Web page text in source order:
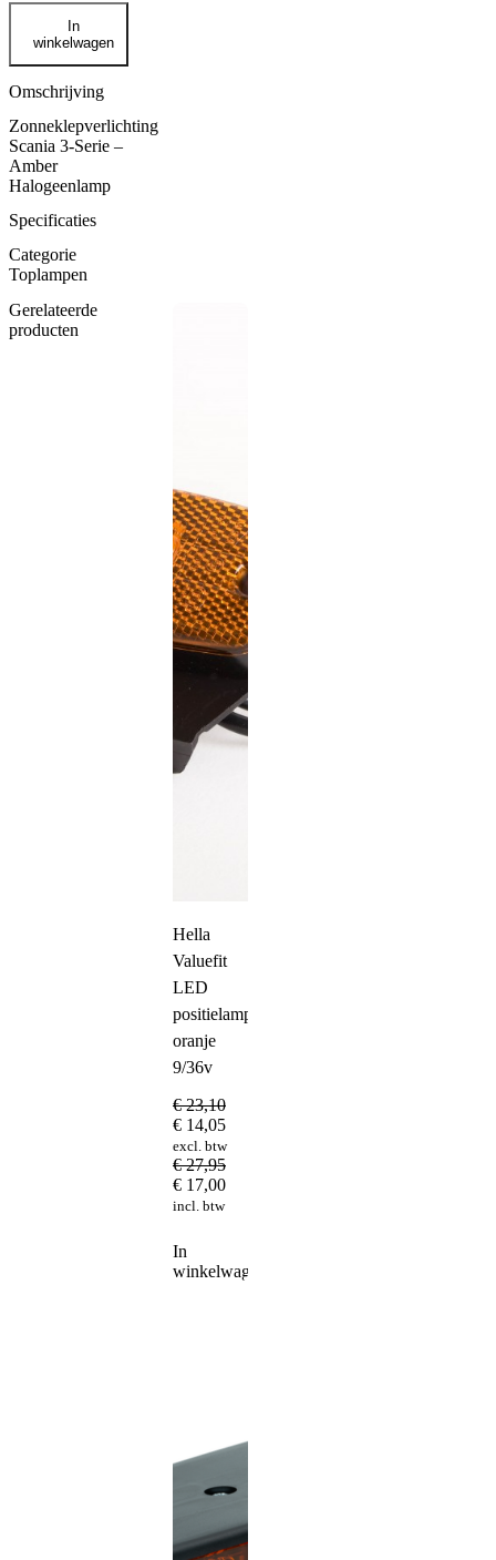
NEDKING
Zonneklepverlichting
SCANIA
3-
serie
Amber
aantal
In
winkelwagen
Omschrijving
Zonneklepverlichting
Scania 3-Serie –
Amber
Halogeenlamp
Specificaties
Categorie
Toplampen
Gerelateerde
producten
Hella
Valuefit
LED
positielamp
oranje
9/36v
€23,10
€ 14,05
excl. btw
€27,95
€ 17,00
incl. btw
In
winkelwagen